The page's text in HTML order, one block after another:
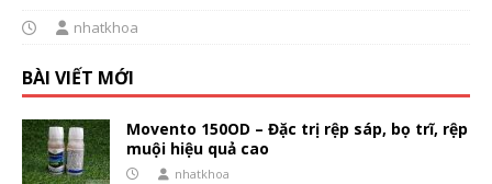
nhatkhoa
BÀI VIẾT MỚI
Movento 150OD – Đặc trị rệp sáp, bọ trĩ, rệp
muội hiệu quả cao
nhatkhoa